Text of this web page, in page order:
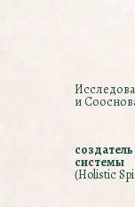
и
системы
(Holistic